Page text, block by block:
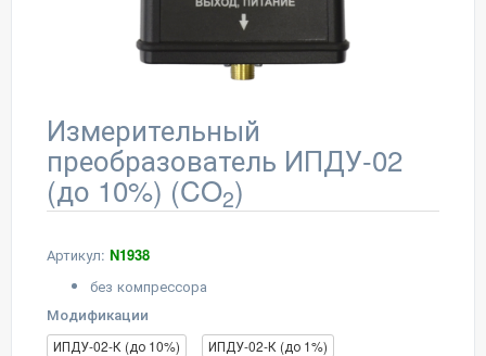
Измерительный
преобразователь ИПДУ-02
(до 10%) (CO2)
Артикул: N1938
без компрессора
Модификации
ИПДУ-02-К (до 10%)
ИПДУ-02-К (до 1%)